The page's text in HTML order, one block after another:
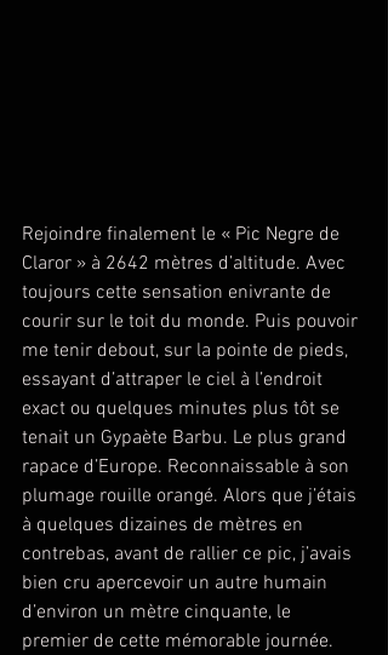
Rejoindre finalement le « Pic Negre de
Claror » à 2642 mètres d’altitude. Avec
toujours cette sensation enivrante de
courir sur le toit du monde. Puis pouvoir
me tenir debout, sur la pointe de pieds,
essayant d’attraper le ciel à l’endroit
exact ou quelques minutes plus tôt se
tenait un Gypaète Barbu. Le plus grand
rapace d’Europe. Reconnaissable à son
plumage rouille orangé. Alors que j’étais
à quelques dizaines de mètres en
contrebas, avant de rallier ce pic, j’avais
bien cru apercevoir un autre humain
d’environ un mètre cinquante, le
premier de cette mémorable journée.